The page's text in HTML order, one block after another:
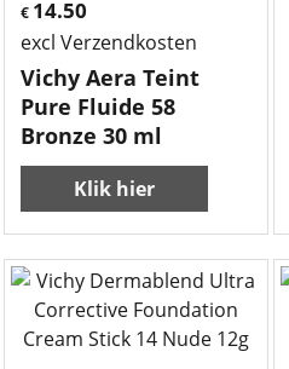
€ 14.50
excl Verzendkosten
Vichy Aera Teint
Pure Fluide 58
Bronze 30 ml
Klik hier